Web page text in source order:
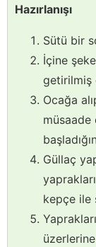
Hazırlanışı
Sütü bir
İçine
getirilmiş
Ocağa
müsaade
Güllaç
kepçe ile